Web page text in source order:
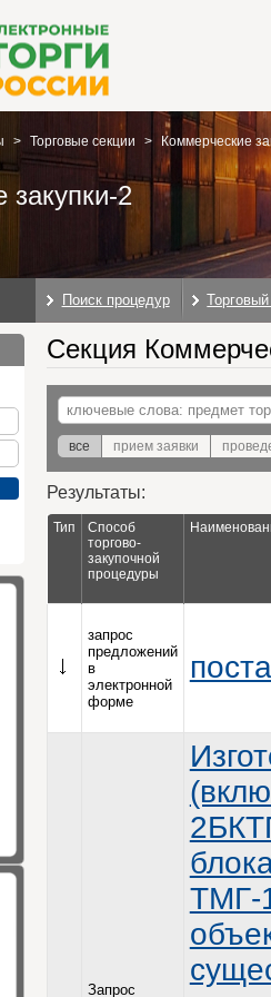
> Торговые секции > Коммерческие
закупки-2
Поиск процедур
Секция
все прием заявки
Результаты:
Тип
Способ
торгово-
закупочной
процедуры
запрос
предложений
в
электронной
форме
Запрос
ТМГ-